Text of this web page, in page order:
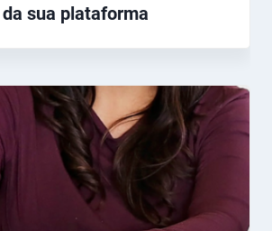
sua plataforma